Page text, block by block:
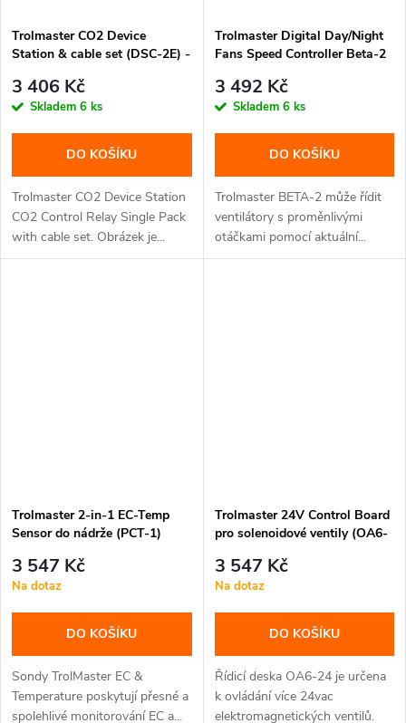
Trolmaster CO2 Device
Station & cable set (DSC-2E) -
3 406 Kč
Skladem 6 ks
DO KOŠÍKU
Trolmaster CO2 Device Station
CO2 Control Relay Single Pack
with cable set. Obrázek je...
Trolmaster Digital Day/Night
Fans Speed Controller Beta-2
koncovka)
3 492 Kč
Skladem 6 ks
DO KOŠÍKU
Trolmaster BETA-2 může řídit
ventilátory s proměnlivými
otáčkami pomocí aktuální...
Trolmaster 2-in-1 EC-Temp
Sensor do nádrže (PCT-1)
3 547 Kč
Na dotaz
DO KOŠÍKU
Sondy TrolMaster EC &
Temperature poskytují přesné a
spolehlivé monitorování EC a...
Trolmaster 24V Control Board
pro solenoidové ventily (OA6-
3 547 Kč
Na dotaz
DO KOŠÍKU
Řídicí deska OA6-24 je určena
k ovládání více 24vac
elektromagnetických ventilů.